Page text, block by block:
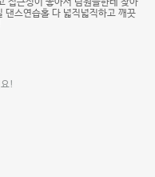
접근성이 좋아서 팀원들한테 찾아
댄스연습홀 다 넓직넓직하고 깨끗
!